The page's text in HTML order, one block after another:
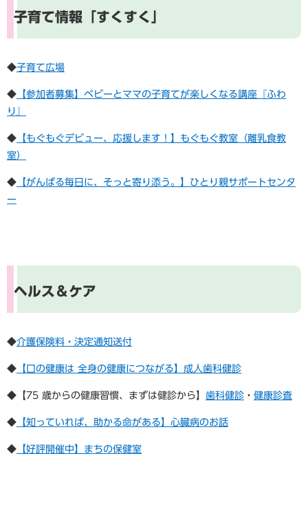
子育て情報「すくすく」
◆子育て広場
​◆ 【参加者募集】ベビーとママの子育てが楽しくなる講座『ふわ
り』
​​​◆ 【もぐもぐデビュー、応援します！】もぐもぐ教室（離乳食教
室）
​◆ 【がんばる毎日に、そっと寄り添う。】ひとり親サポートセンタ
ー
​ヘルス＆ケア
◆介護保険料・決定通知送付
​◆ 【口の健康は 全身の健康につながる】成人歯科健診
◆【75 歳からの健康習慣、まずは健診から】 歯科健診 ・ 健康診査
◆ 【知っていれば、助かる命がある】心臓病のお話
​◆ 【好評開催中】まちの保健室